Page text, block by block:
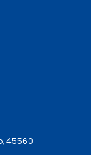
, 45560 -